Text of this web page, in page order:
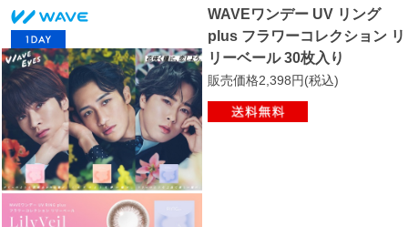
WAVEワンデー UV リング
plus フラワーコレクション リ
リーベール 30枚入り
販売価格2,398円(税込)